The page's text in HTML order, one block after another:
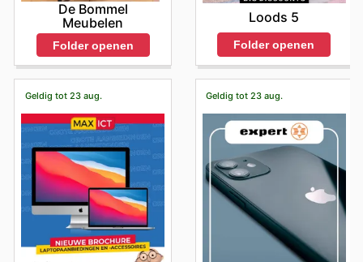
De Bommel
Meubelen
Folder openen
Loods 5
Folder openen
Geldig tot 23 aug. Geldig tot 23 aug.